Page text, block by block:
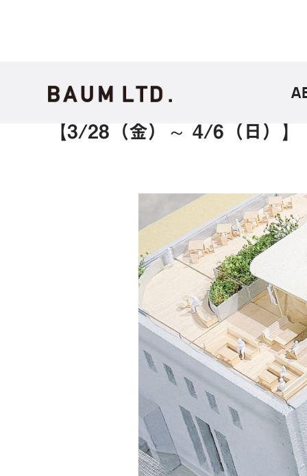
【3/28（金）～ 4/6（日）